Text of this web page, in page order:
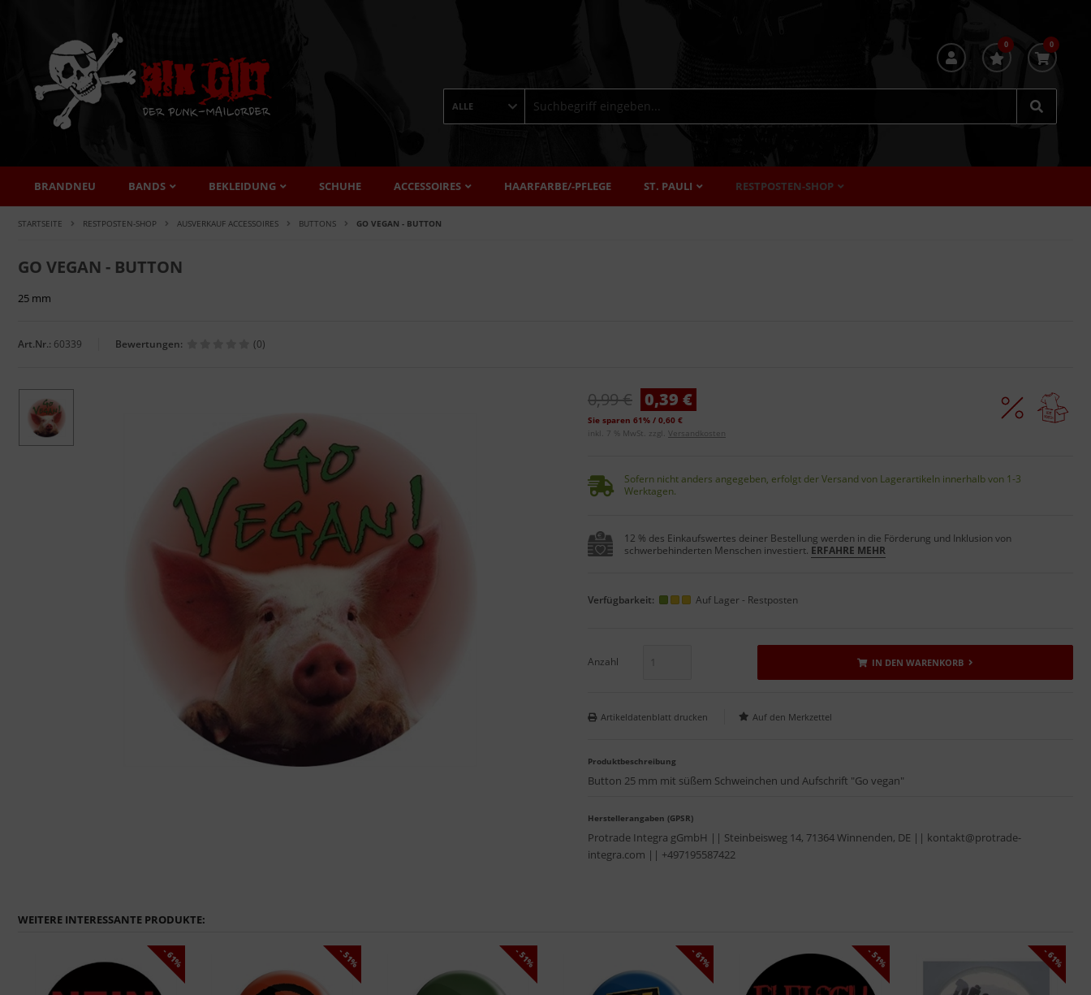
0 0
ALLE
BRANDNEU BANDS BEKLEIDUNG SCHUHE ACCESSOIRES HAARFARBE/-PFLEGE ST. PAULI RESTPOSTEN-SHOP
STARTSEITE RESTPOSTEN-SHOP AUSVERKAUF ACCESSOIRES BUTTONS GO VEGAN - BUTTON
GO VEGAN - BUTTON
25 mm
Art.Nr.: 60339 Bewertungen: (0)
0,99 € 0,39 €
Sie sparen 61% / 0,60 €
inkl. 7 % MwSt. zzgl. Versandkosten
Sofern nicht anders angegeben, erfolgt der Versand von Lagerartikeln innerhalb von 1-3
Werktagen.
12 % des Einkaufswertes deiner Bestellung werden in die Förderung und Inklusion von
schwerbehinderten Menschen investiert. ERFAHRE MEHR
Verfügbarkeit: Auf Lager - Restposten
Anzahl IN DEN WARENKORB
Artikeldatenblatt drucken
Produktbeschreibung
Button 25 mm mit süßem Schweinchen und Aufschrift "Go vegan"
Herstellerangaben (GPSR)
Protrade Integra gGmbH || Steinbeisweg 14, 71364 Winnenden, DE || kontakt@protrade-
integra.com || +497195587422
WEITERE INTERESSANTE PRODUKTE:
- 61% - 51% - 51% - 61% - 51% - 61%